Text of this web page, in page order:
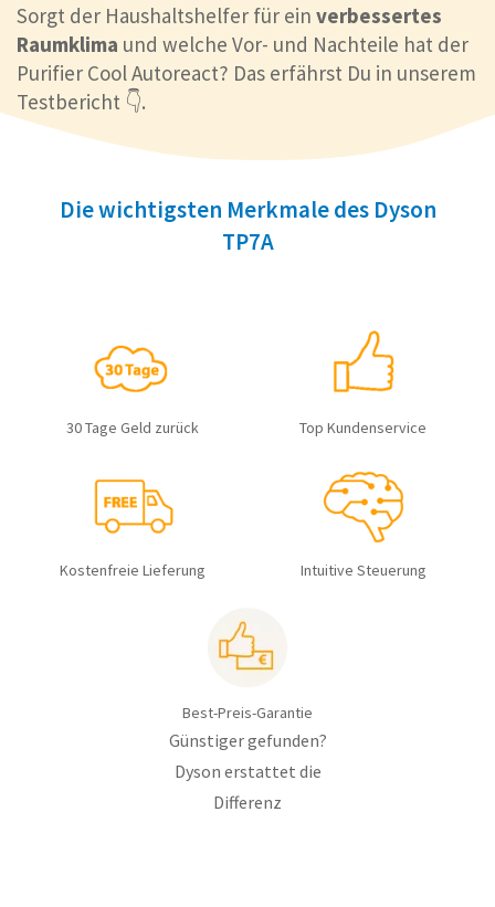
Sorgt der Haushaltshelfer für ein verbessertes
Raumklima und welche Vor- und Nachteile hat der
Purifier Cool Autoreact? Das erfährst Du in unserem
Testbericht 👇.
Die wichtigsten Merkmale des Dyson
TP7A
30 Tage Geld zurück Top Kundenservice
Kostenfreie Lieferung Intuitive Steuerung
Best-Preis-Garantie
Günstiger gefunden?
Dyson erstattet die
Differenz